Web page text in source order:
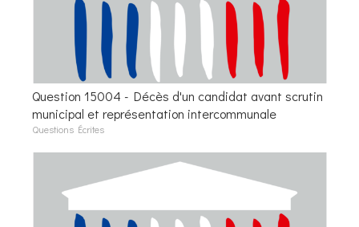
Question 15004 - Décès d'un candidat avant scrutin
municipal et représentation intercommunale
Questions Écrites